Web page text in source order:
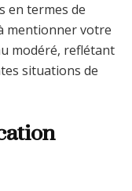
en termes de
mentionner votre
modéré, reflétant
situations de